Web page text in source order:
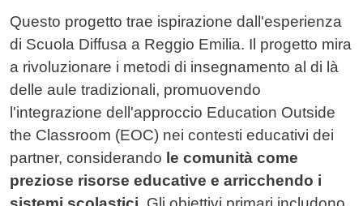
Questo progetto trae ispirazione dall'esperienza
di Scuola Diffusa a Reggio Emilia. Il progetto mira
a rivoluzionare i metodi di insegnamento al di là
delle aule tradizionali, promuovendo
l'integrazione dell'approccio Education Outside
the Classroom (EOC) nei contesti educativi dei
partner, considerando le comunità come
preziose risorse educative e arricchendo i